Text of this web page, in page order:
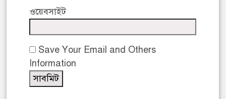
ওয়েবসাইট
Save Your Email and Others
Information